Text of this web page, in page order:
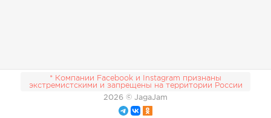
* Компании Facebook и Instagram признаны
экстремистскими и запрещены на территории России
2026 © JagaJam